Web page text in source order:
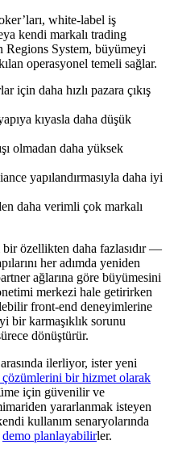
white-label iş
kendi markalı trading
Regions System, büyümeyi
operasyonel temeli sağlar.
için daha hızlı pazara çıkış
kıyasla daha düşük
olmadan daha yüksek
yapılandırmasıyla daha iyi
daha verimli çok markalı
bir özellikten daha fazlasıdır —
her adımda yeniden
ağlarına göre büyümesini
merkezi hale getirirken
front-end deneyimlerine
bir karmaşıklık sorunu
dönüştürür.
ilerliyor, ister yeni
bir hizmet olarak
için güvenilir ve
yararlanmak isteyen
kullanım senaryolarında
demo planlayabilirler.